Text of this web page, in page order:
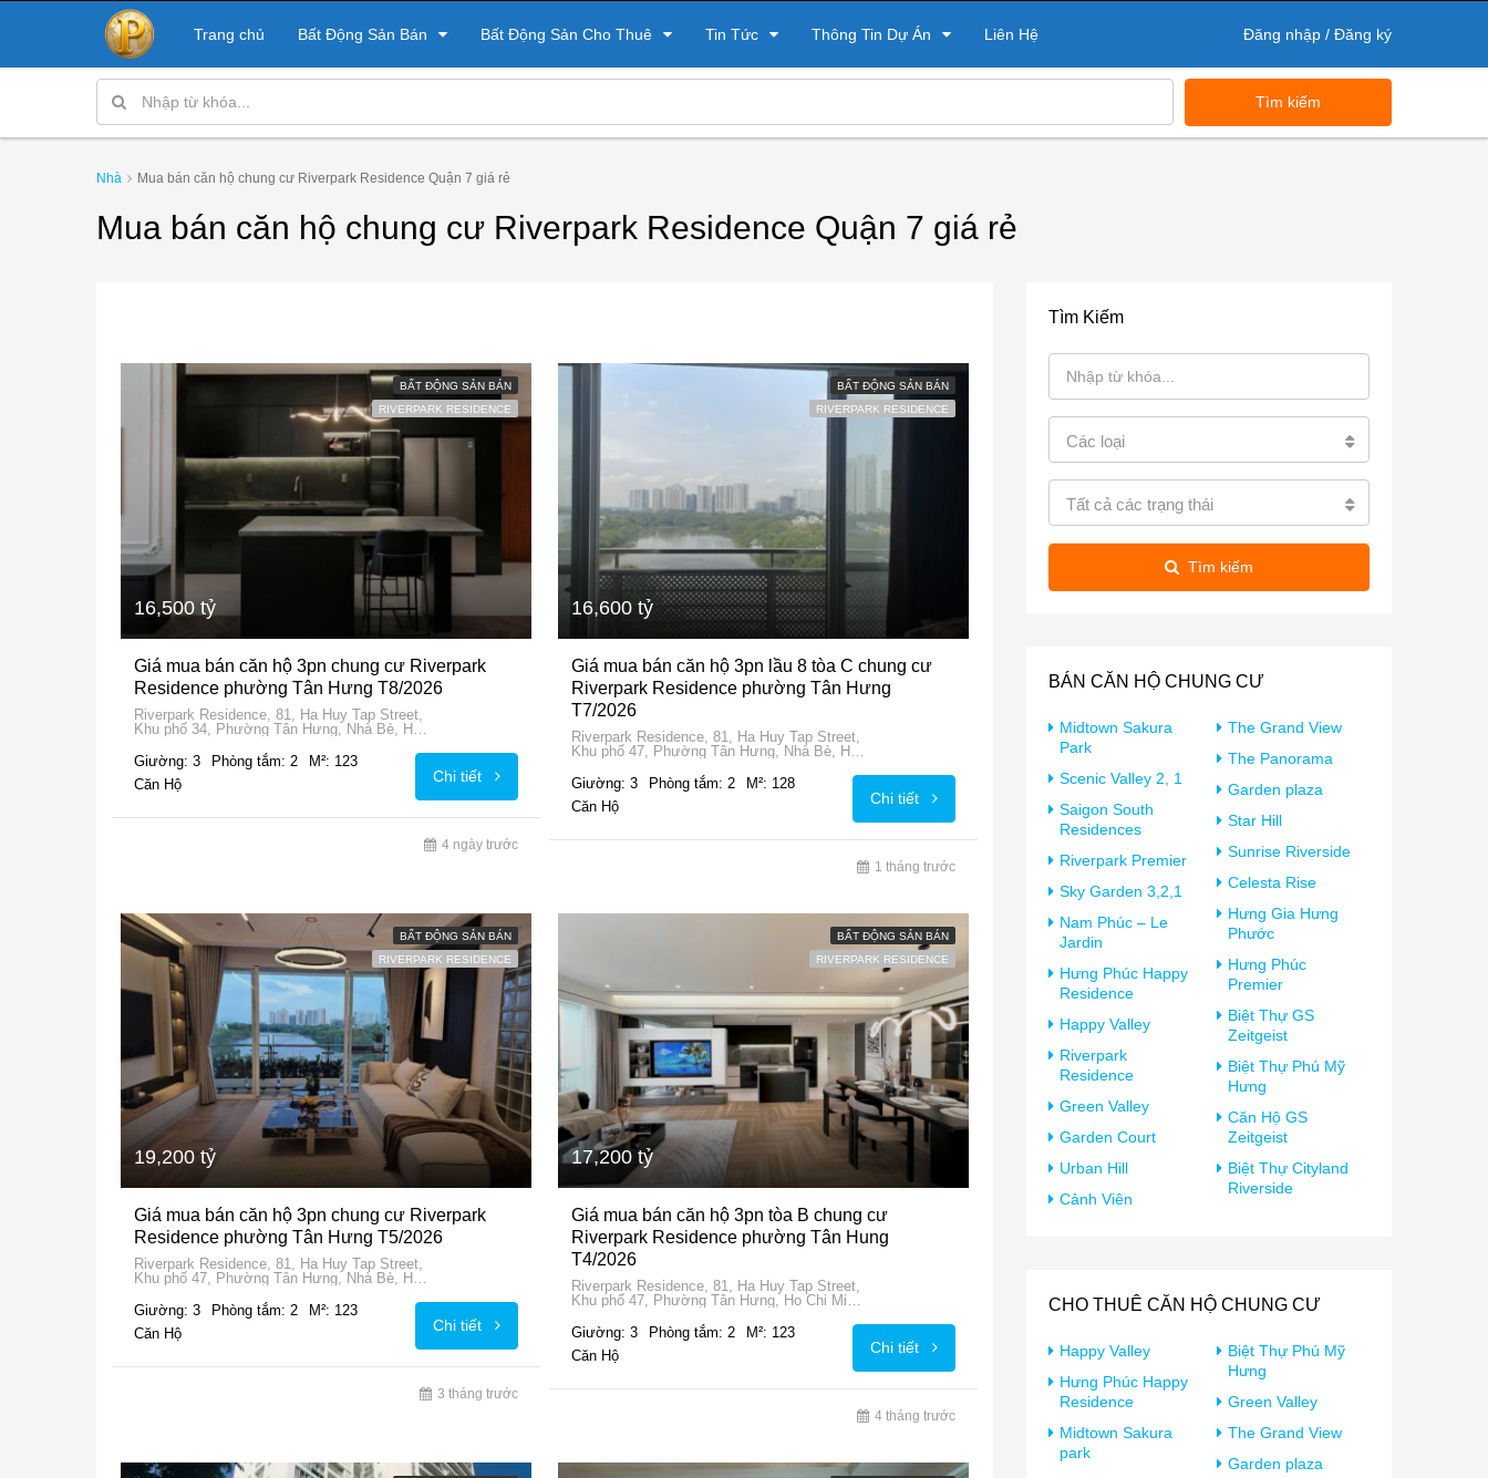
Trang chủ Bất Động Sản Bán Bất Động Sản Cho Thuê Tin Tức Thông Tin Dự Án Liên Hệ Đăng nhập / Đăng ký
Tìm kiếm
Nhà Mua bán căn hộ chung cư Riverpark Residence Quận 7 giá rẻ
Mua bán căn hộ chung cư Riverpark Residence Quận 7 giá rẻ
BẤT ĐỘNG SẢN BÁN
RIVERPARK RESIDENCE
16,500 tỷ
Giá mua bán căn hộ 3pn chung cư Riverpark
Residence phường Tân Hưng T8/2026
Riverpark Residence, 81, Ha Huy Tap Street,
Khu phố 34, Phường Tân Hưng, Nhà Bè, Ho
Giường: 3
Phòng tắm: 2
M²: 123
Căn Hộ
Chi tiết
4 ngày trước
BẤT ĐỘNG SẢN BÁN
RIVERPARK RESIDENCE
16,600 tỷ
Giá mua bán căn hộ 3pn lầu 8 tòa C chung cư
Riverpark Residence phường Tân Hưng
T7/2026
Riverpark Residence, 81, Ha Huy Tap Street,
Khu phố 47, Phường Tân Hưng, Nhà Bè, Ho
Giường: 3
Phòng tắm: 2
M²: 128
Căn Hộ
Chi tiết
1 tháng trước
BẤT ĐỘNG SẢN BÁN
RIVERPARK RESIDENCE
19,200 tỷ
Giá mua bán căn hộ 3pn chung cư Riverpark
Residence phường Tân Hưng T5/2026
Riverpark Residence, 81, Ha Huy Tap Street,
Khu phố 47, Phường Tân Hưng, Nhà Bè, Ho
Giường: 3
Phòng tắm: 2
M²: 123
Căn Hộ
Chi tiết
3 tháng trước
BẤT ĐỘNG SẢN BÁN
RIVERPARK RESIDENCE
17,200 tỷ
Giá mua bán căn hộ 3pn tòa B chung cư
Riverpark Residence phường Tân Hung
T4/2026
Riverpark Residence, 81, Ha Huy Tap Street,
Khu phố 47, Phường Tân Hưng, Ho Chi Minh
Giường: 3
Phòng tắm: 2
M²: 123
Căn Hộ
Chi tiết
4 tháng trước
Tìm Kiếm
Các loại
Tất cả các trạng thái
Tìm kiếm
BÁN CĂN HỘ CHUNG CƯ
Midtown Sakura
Park
Scenic Valley 2, 1
Saigon South
Residences
Riverpark Premier
Sky Garden 3,2,1
Nam Phúc – Le
Jardin
Hưng Phúc Happy
Residence
Happy Valley
Riverpark
Residence
Green Valley
Garden Court
Urban Hill
Cảnh Viên
The Grand View
The Panorama
Garden plaza
Star Hill
Sunrise Riverside
Celesta Rise
Hưng Gia Hưng
Phước
Hưng Phúc
Premier
Biệt Thự GS
Zeitgeist
Biệt Thự Phú Mỹ
Hưng
Căn Hộ GS
Zeitgeist
Biệt Thự Cityland
Riverside
CHO THUÊ CĂN HỘ CHUNG CƯ
Happy Valley
Hưng Phúc Happy
Residence
Midtown Sakura
park
Biệt Thự Phú Mỹ
Hưng
Green Valley
The Grand View
Garden plaza